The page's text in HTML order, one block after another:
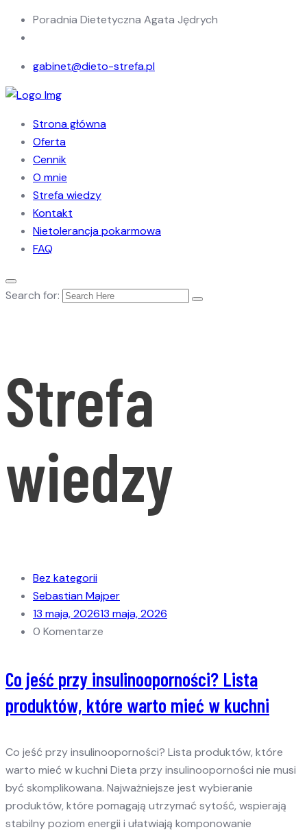
Poradnia Dietetyczna Agata Jędrych
gabinet@dieto-strefa.pl
Strona główna
Oferta
Cennik
O mnie
Strefa wiedzy
Kontakt
Nietolerancja pokarmowa
FAQ
Search for:
Strefa
wiedzy
Bez kategorii
Sebastian Majper
13 maja, 202613 maja, 2026
0 Komentarze
Co jeść przy insulinooporności? Lista
produktów, które warto mieć w kuchni
Co jeść przy insulinooporności? Lista produktów, które
warto mieć w kuchni Dieta przy insulinooporności nie musi
być skomplikowana. Najważniejsze jest wybieranie
produktów, które pomagają utrzymać sytość, wspierają
stabilny poziom energii i ułatwiają komponowanie